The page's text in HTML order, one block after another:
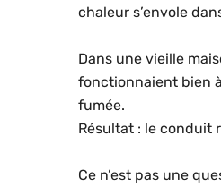
chaleur s’envole
Dans une vieille
fonctionnaient bien
fumée.
Résultat : le conduit
Ce n’est pas une